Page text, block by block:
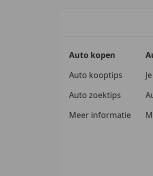
Auto kopen
Auto kooptips
Auto zoektips
Meer informatie